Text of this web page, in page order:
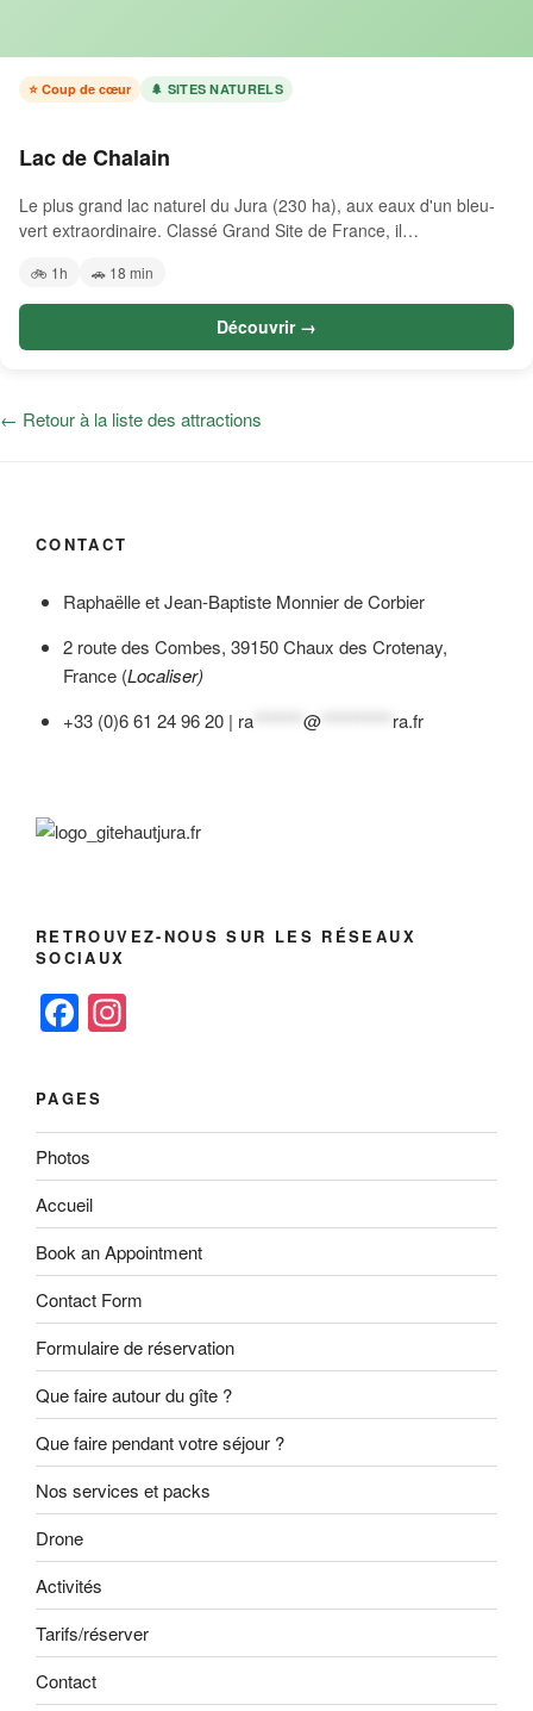
⭐ Coup de cœur 🌲 SITES NATURELS
Lac de Chalain
Le plus grand lac naturel du Jura (230 ha), aux eaux d'un bleu-
vert extraordinaire. Classé Grand Site de France, il…
🚲 1h 🚗 18 min
Découvrir →
← Retour à la liste des attractions
CONTACT
Raphaëlle et Jean-Baptiste Monnier de Corbier
2 route des Combes, 39150 Chaux des Crotenay,
France (Localiser)
+33 (0)6 61 24 96 20 | ra******* @********** ra.fr
RETROUVEZ-NOUS SUR LES RÉSEAUX
SOCIAUX
F
a
c
e
b
o
o
k
gr
a
PAGES
Photos
Accueil
Book an Appointment
Contact Form
Formulaire de réservation
Que faire autour du gîte ?
Que faire pendant votre séjour ?
Nos services et packs
Drone
Activités
Tarifs/réserver
Contact